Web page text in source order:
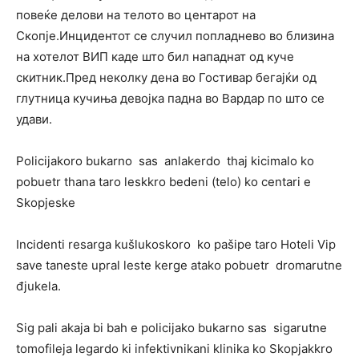
повеќе делови на телото во центарот на
Скопје.Инцидентот се случил попладнево во близина
на хотелот ВИП каде што бил нападнат од куче
скитник.Пред неколку дена во Гостивар бегајќи од
глутница кучиња девојка падна во Вардар по што се
удави.
Policijakoro bukarno sas anlakerdo thaj kicimalo ko
pobuetr thana taro leskkro bedeni (telo) ko centari e
Skopjeske
Incidenti resarga kušlukoskoro ko pašipe taro Hoteli Vip
save taneste upral leste kerge atako pobuetr dromarutne
đjukela.
Sig pali akaja bi bah e policijako bukarno sas sigarutne
tomofileja legardo ki infektivnikani klinika ko Skopjakkro